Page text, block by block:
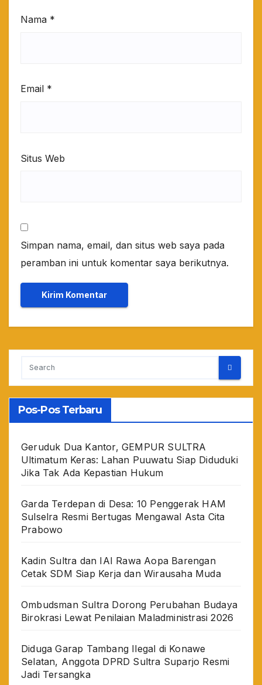
Nama *
Email *
Situs Web
Simpan nama, email, dan situs web saya pada
peramban ini untuk komentar saya berikutnya.
Pos-Pos Terbaru
Geruduk Dua Kantor, GEMPUR SULTRA
Ultimatum Keras: Lahan Puuwatu Siap Diduduki
Jika Tak Ada Kepastian Hukum
Garda Terdepan di Desa: 10 Penggerak HAM
Sulselra Resmi Bertugas Mengawal Asta Cita
Prabowo
Kadin Sultra dan IAI Rawa Aopa Barengan
Cetak SDM Siap Kerja dan Wirausaha Muda
Ombudsman Sultra Dorong Perubahan Budaya
Birokrasi Lewat Penilaian Maladministrasi 2026
Diduga Garap Tambang Ilegal di Konawe
Selatan, Anggota DPRD Sultra Suparjo Resmi
Jadi Tersangka